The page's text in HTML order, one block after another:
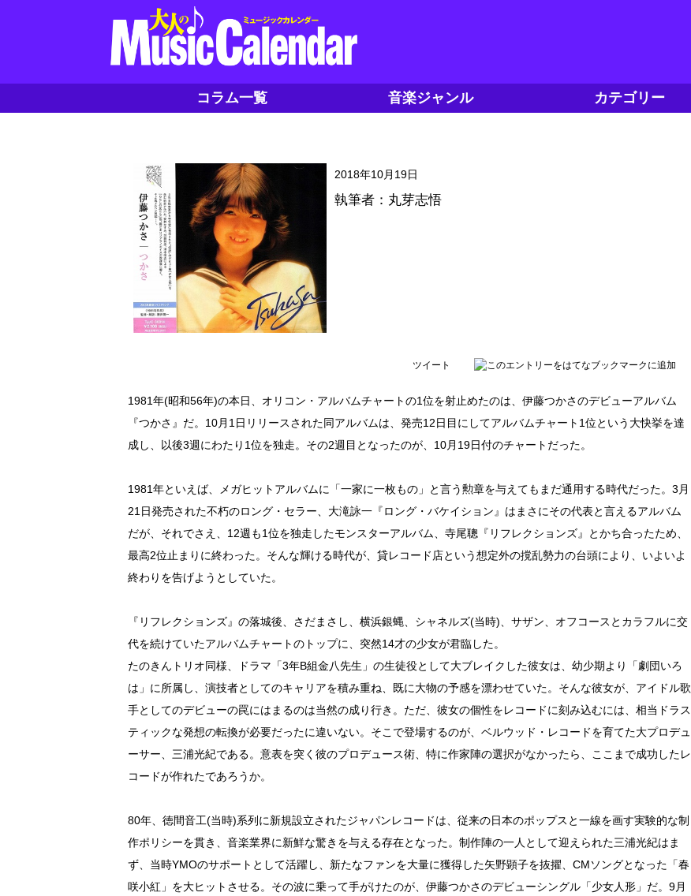
コラム一覧 音楽ジャンル カテゴリー
2018年10月19日
執筆者：丸芽志悟
ツイート
1981年(昭和56年)の本日、オリコン・アルバムチャートの1位を射止めたのは、伊藤つかさのデビューアルバム
『つかさ』だ。10月1日リリースされた同アルバムは、発売12日目にしてアルバムチャート1位という大快挙を達
成し、以後3週にわたり1位を独走。その2週目となったのが、10月19日付のチャートだった。
1981年といえば、メガヒットアルバムに「一家に一枚もの」と言う勲章を与えてもまだ通用する時代だった。3月
21日発売された不朽のロング・セラー、大滝詠一『ロング・バケイション』はまさにその代表と言えるアルバム
だが、それでさえ、12週も1位を独走したモンスターアルバム、寺尾聰『リフレクションズ』とかち合ったため、
最高2位止まりに終わった。そんな輝ける時代が、貸レコード店という想定外の撹乱勢力の台頭により、いよいよ
終わりを告げようとしていた。
『リフレクションズ』の落城後、さだまさし、横浜銀蝿、シャネルズ(当時)、サザン、オフコースとカラフルに交
代を続けていたアルバムチャートのトップに、突然14才の少女が君臨した。
たのきんトリオ同様、ドラマ「3年B組金八先生」の生徒役として大ブレイクした彼女は、幼少期より「劇団いろ
は」に所属し、演技者としてのキャリアを積み重ね、既に大物の予感を漂わせていた。そんな彼女が、アイドル歌
手としてのデビューの罠にはまるのは当然の成り行き。ただ、彼女の個性をレコードに刻み込むには、相当ドラス
ティックな発想の転換が必要だったに違いない。そこで登場するのが、ベルウッド・レコードを育てた大プロデュ
ーサー、三浦光紀である。意表を突く彼のプロデュース術、特に作家陣の選択がなかったら、ここまで成功したレ
コードが作れたであろうか。
80年、徳間音工(当時)系列に新規設立されたジャパンレコードは、従来の日本のポップスと一線を画す実験的な制
作ポリシーを貫き、音楽業界に新鮮な驚きを与える存在となった。制作陣の一人として迎えられた三浦光紀はま
ず、当時YMOのサポートとして活躍し、新たなファンを大量に獲得した矢野顕子を抜擢、CMソングとなった「春
咲小紅」を大ヒットさせる。その波に乗って手がけたのが、伊藤つかさのデビューシングル「少女人形」だ。9月